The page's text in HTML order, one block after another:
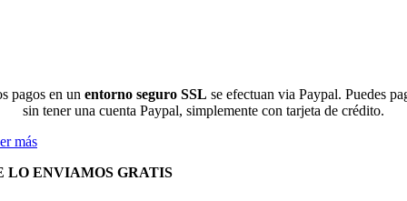
pagos en un entorno seguro SSL se efectuan via Paypal. Puedes
sin tener una cuenta Paypal, simplemente con tarjeta de crédito.
más
LO ENVIAMOS GRATIS